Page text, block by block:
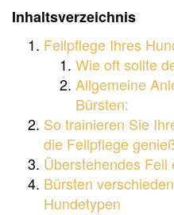
Inhaltsverzeichnis
Fellpflege Ihres
Wie oft sollte
Allgemeine
Bürsten:
So trainieren Sie
die Fellpflege
Überstehendes Fell
Bürsten
Hundetypen